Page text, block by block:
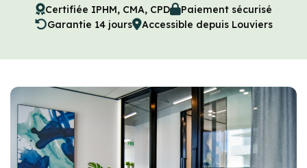
Certifiée IPHM, CMA, CPD
Paiement sécurisé
Garantie 14 jours
Accessible depuis Louviers